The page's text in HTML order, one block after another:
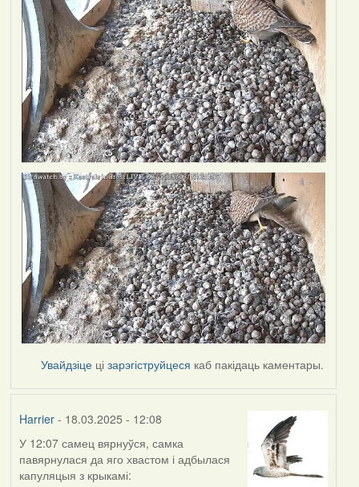
Увайдзіце цізарэгіструйцеся каб пакідаць каментары.
Harrier- 18.03.2025 - 12:08
У 12:07 самец вярнуўся, самка
павярнулася да яго хвастом і адбылася
капуляцыя з крыкамі: